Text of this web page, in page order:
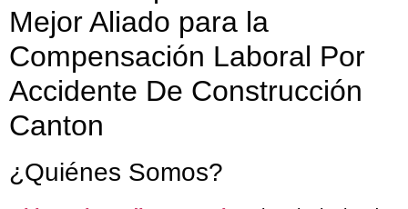
Mejor Aliado para la
Compensación Laboral Por
Accidente De Construcción
Canton
¿Quiénes Somos?